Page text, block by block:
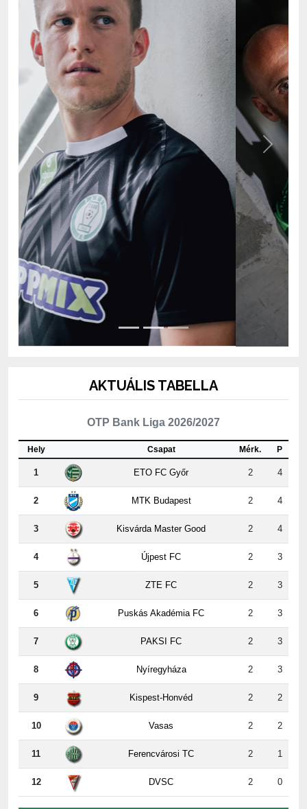
Previous Next
Csapat
1 ETO FC Győr 2 4
2 MTK Budapest 2 4
3 Kisvárda Master Good 2 4
4 Újpest FC 2 3
5 ZTE FC 2 3
6 Puskás Akadémia FC 2 3
7 PAKSI FC 2 3
8 Nyíregyháza 2 3
9 Kispest-Honvéd 2 2
10 Vasas 2 2
11 Ferencvárosi TC 2 1
12 DVSC 2 0